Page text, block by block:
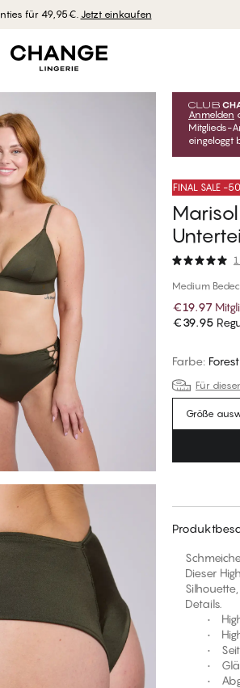
für 49,95€. Jetzt einkaufen
Anmelden
Mitglieds-
eingeloggt
FINAL SALE -
Marisol
Medium
€19.97
€39.95
Farbe:
Für
Größe
Dieser
Details.
• High-
• High-
•
•
•